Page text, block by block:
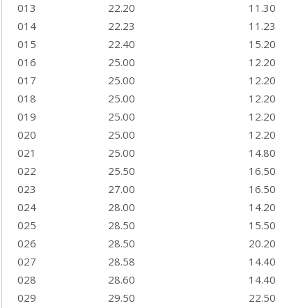
013
22.20 11.30
014
22.23 11.23
015
22.40 15.20
016
25.00 12.20
017
25.00 12.20
018
25.00 12.20
019
25.00 12.20
020
25.00 12.20
021
25.00 14.80
022
25.50 16.50
023
27.00 16.50
024
28.00 14.20
025
28.50 15.50
026
28.50 20.20
027
28.58 14.40
028
28.60 14.40
029
29.50 22.50